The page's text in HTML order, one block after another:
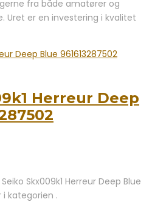
fra både amatører og
Uret er en investering i kvalitet
Herreur Deep
Skx009k1 Herreur Deep Blue
i kategorien .